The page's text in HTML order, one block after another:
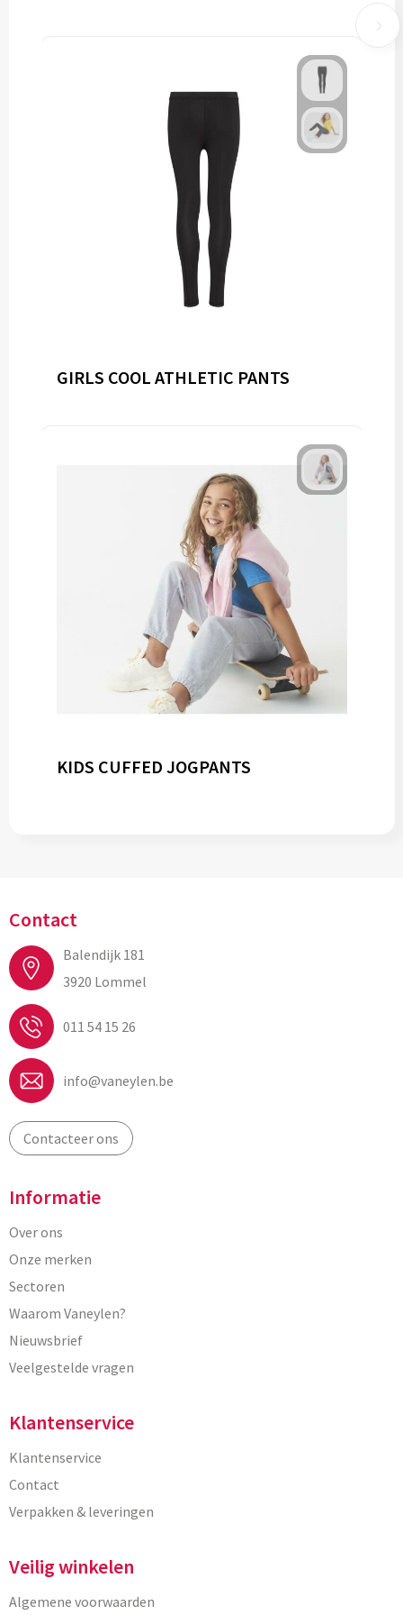
GIRLS COOL ATHLETIC PANTS
KIDS CUFFED JOGPANTS
Contact
Balendijk 181
3920 Lommel
011 54 15 26
info@vaneylen.be
Contacteer ons
Informatie
Over ons
Onze merken
Sectoren
Waarom Vaneylen?
Nieuwsbrief
Veelgestelde vragen
Klantenservice
Klantenservice
Contact
Verpakken & leveringen
Veilig winkelen
Algemene voorwaarden